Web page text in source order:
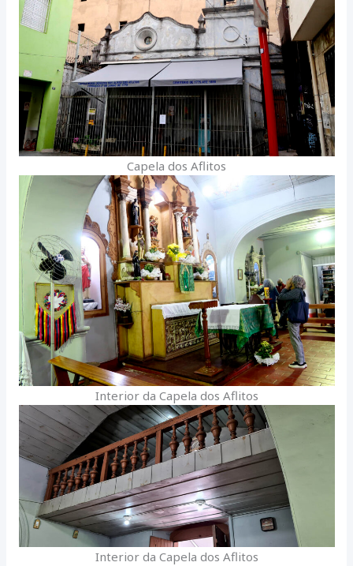
Capela dos Aflitos
Interior da Capela dos Aflitos
Interior da Capela dos Aflitos